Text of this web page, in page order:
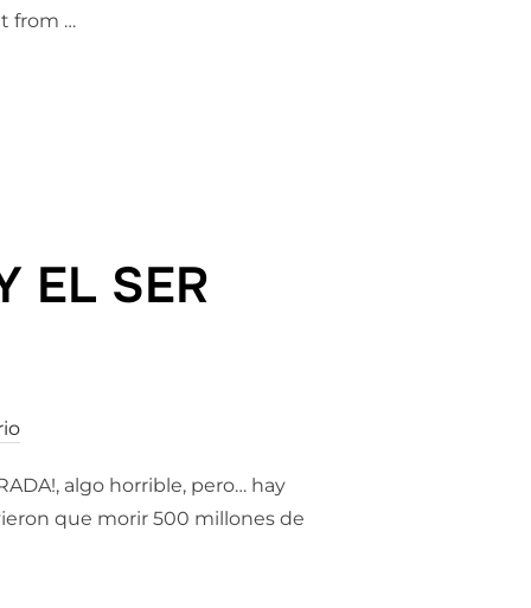
from …
EL SER
algo horrible, pero… hay
que morir 500 millones de